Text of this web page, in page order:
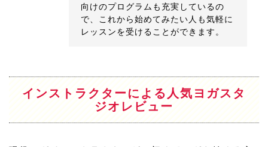
向けのプログラムも充実しているの
で、これから始めてみたい人も気軽に
レッスンを受けることができます。
インストラクターによる人気ヨガスタ
ジオレビュー